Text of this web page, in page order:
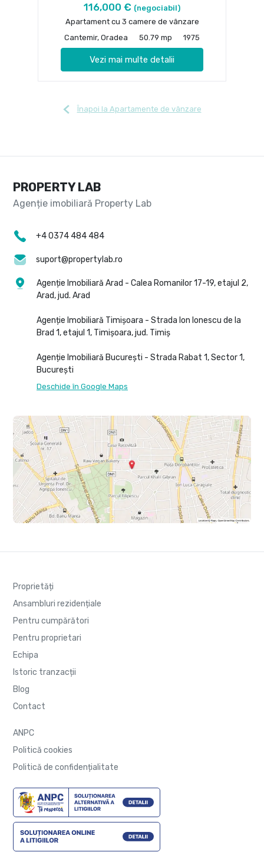
116,000 € (negociabil)
Apartament cu 3 camere de vânzare
Cantemir, Oradea
50.79 mp 1975
Vezi mai multe detalii
Înapoi la Apartamente de vânzare
PROPERTY LAB
+4 0374 484 484
suport@propertylab.ro
Agenție Imobiliară Arad - Calea Romanilor 17-19, etajul 2,
Arad, jud. Arad
Agenție Imobiliară Timișoara - Strada Ion Ionescu de la
Brad 1, etajul 1, Timișoara, jud. Timiș
Agenție Imobiliară București - Strada Rabat 1, Sector 1,
București
Deschide în Google Maps
Proprietăți
Ansambluri rezidențiale
Pentru cumpărători
Pentru proprietari
Echipa
Istoric tranzacții
Blog
Contact
ANPC
Politică cookies
Politică de confidențialitate